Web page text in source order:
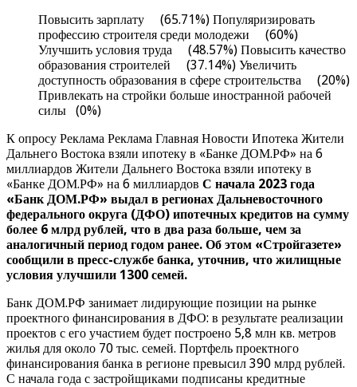
Повысить зарплату (65.71%) Популяризировать
профессию строителя среди молодежи (60%)
Улучшить условия труда (48.57%) Повысить качество
образования строителей (37.14%) Увеличить
доступность образования в сфере строительства (20%)
Привлекать на стройки больше иностранной рабочей
силы (0%)
К опросу Реклама Реклама Главная Новости Ипотека Жители
Дальнего Востока взяли ипотеку в «Банке ДОМ.РФ» на 6
миллиардов Жители Дальнего Востока взяли ипотеку в
«Банке ДОМ.РФ» на 6 миллиардов С начала 2023 года
«Банк ДОМ.РФ» выдал в регионах Дальневосточного
федерального округа (ДФО) ипотечных кредитов на сумму
более 6 млрд рублей, что в два раза больше, чем за
аналогичный период годом ранее. Об этом «Стройгазете»
сообщили в пресс-службе банка, уточнив, что жилищные
условия улучшили 1300 семей.
Банк ДОМ.РФ занимает лидирующие позиции на рынке
проектного финансирования в ДФО: в результате реализации
проектов с его участием будет построено 5,8 млн кв. метров
жилья для около 70 тыс. семей. Портфель проектного
финансирования банка в регионе превысил 390 млрд рублей.
С начала года с застройщиками подписаны кредитные